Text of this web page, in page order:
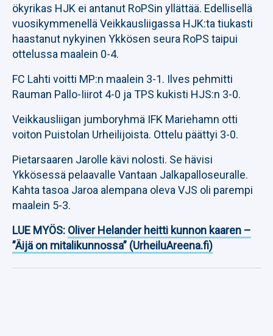
ökyrikas HJK ei antanut RoPSin yllättää. Edellisellä
vuosikymmenellä Veikkausliigassa HJK:ta tiukasti
haastanut nykyinen Ykkösen seura RoPS taipui
ottelussa maalein 0-4.
FC Lahti voitti MP:n maalein 3-1. Ilves pehmitti
Rauman Pallo-Iiirot 4-0 ja TPS kukisti HJS:n 3-0.
Veikkausliigan jumboryhmä IFK Mariehamn otti
voiton Puistolan Urheilijoista. Ottelu päättyi 3-0.
Pietarsaaren Jarolle kävi nolosti. Se hävisi
Ykkösessä pelaavalle Vantaan Jalkapalloseuralle.
Kahta tasoa Jaroa alempana oleva VJS oli parempi
maalein 5-3.
LUE MYÖS: Oliver Helander heitti kunnon kaaren –
”Äijä on mitalikunnossa” (UrheiluAreena.fi)